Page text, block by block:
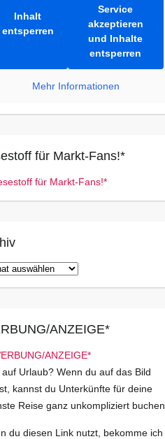
Inhalt
entsperren
Service
akzeptieren
und Inhalte
entsperren
Mehr Informationen
für Markt-Fans!*
ANZEIGE*
auf Urlaub? Wenn du auf das Bild
kannst du Unterkünfte für deine
Reise ganz unkompliziert buchen.
du diesen Link nutzt, bekomme ich